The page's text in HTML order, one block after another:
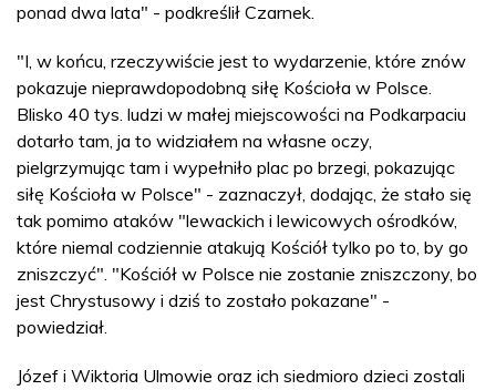
ponad dwa lata" - podkreślił Czarnek.
"I, w końcu, rzeczywiście jest to wydarzenie, które znów
pokazuje nieprawdopodobną siłę Kościoła w Polsce.
Blisko 40 tys. ludzi w małej miejscowości na Podkarpaciu
dotarło tam, ja to widziałem na własne oczy,
pielgrzymując tam i wypełniło plac po brzegi, pokazując
siłę Kościoła w Polsce" - zaznaczył, dodając, że stało się
tak pomimo ataków "lewackich i lewicowych ośrodków,
które niemal codziennie atakują Kościół tylko po to, by go
zniszczyć". "Kościół w Polsce nie zostanie zniszczony, bo
jest Chrystusowy i dziś to zostało pokazane" -
powiedział.
Józef i Wiktoria Ulmowie oraz ich siedmioro dzieci zostali